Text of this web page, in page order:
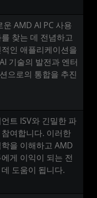
AMD AI PC 사용
찾는 데 전념하고
인 애플리케이션을
기술의 발전과 엔터
으로의 통합을 추진
트 ISV와 긴밀한 파
여합니다. 이러한
을 이해하고 AMD
게 이익이 되는 전
도움이 됩니다.